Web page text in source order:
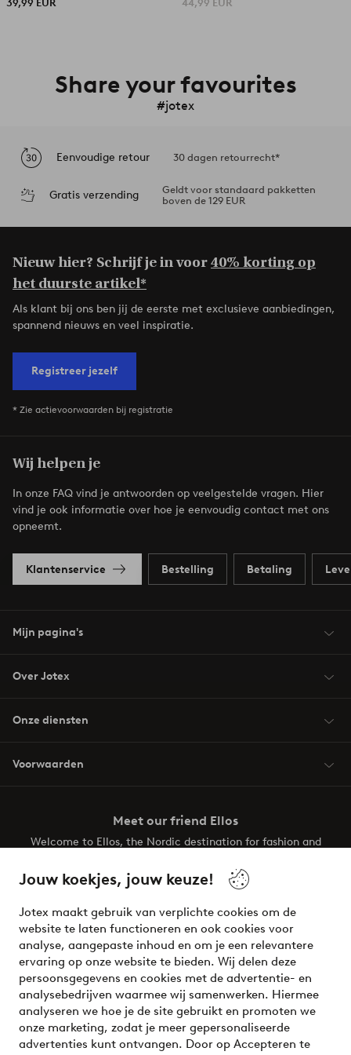
Jouw koekjes, jouw keuze!
Jotex maakt gebruik van verplichte cookies om de
website te laten functioneren en ook cookies voor
analyse, aangepaste inhoud en om je een relevantere
ervaring op onze website te bieden. Wij delen deze
persoonsgegevens en cookies met de advertentie- en
analysebedrijven waarmee wij samenwerken. Hiermee
analyseren we hoe je de site gebruikt en promoten we
onze marketing, zodat je meer gepersonaliseerde
advertenties kunt ontvangen. Door op Accepteren te
39,99 EUR
44,99 EUR
Share your favourites
#jotex
Eenvoudige retour 30 dagen retourrecht*
Gratis verzending
Geldt voor standaard pakketten
boven de 129 EUR
Nieuw hier? Schrijf je in voor40% korting op
het duurste artikel*
Als klant bij ons ben jij de eerste met exclusieve aanbiedingen,
spannend nieuws en veel inspiratie.
Registreer jezelf
* Zie actievoorwaarden bij registratie
Wij helpen je
In onze FAQ vind je antwoorden op veelgestelde vragen. Hier
vind je ook informatie over hoe je eenvoudig contact met ons
opneemt.
Klantenservice Bestelling Betaling
Mijn pagina's
Over Jotex
Onze diensten
Voorwaarden
Meet our friend Ellos
Welcome to Ellos, the Nordic destination for fashion and
your wardrobe. Your next inspiring look is here!
Veilig betalen - Nu betalen of opsplitsen
Wil je meer weten over onze betaalopties?